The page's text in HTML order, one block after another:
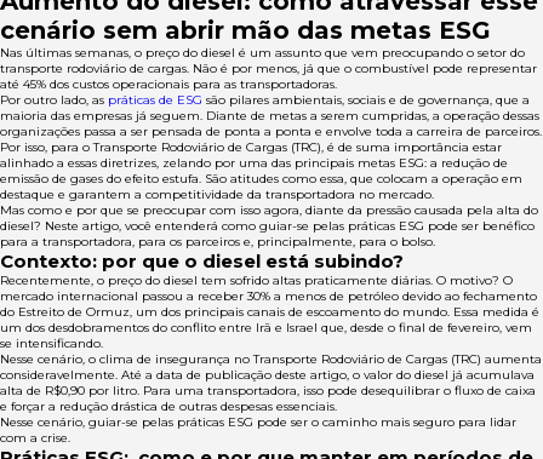
cenário sem abrir mão das metas ESG
Nas últimas semanas, o preço do diesel é um assunto que vem preocupando o setor do
transporte rodoviário de cargas. Não é por menos, já que o combustível pode representar
até 45% dos custos operacionais para as transportadoras.
Por outro lado, as práticas de ESG são pilares ambientais, sociais e de governança, que a
maioria das empresas já seguem. Diante de metas a serem cumpridas, a operação dessas
organizações passa a ser pensada de ponta a ponta e envolve toda a carreira de parceiros.
Por isso, para o Transporte Rodoviário de Cargas (TRC), é de suma importância estar
alinhado a essas diretrizes, zelando por uma das principais metas ESG: a redução de
emissão de gases do efeito estufa. São atitudes como essa, que colocam a operação em
destaque e garantem a competitividade da transportadora no mercado.
Mas como e por que se preocupar com isso agora, diante da pressão causada pela alta do
diesel? Neste artigo, você entenderá como guiar-se pelas práticas ESG pode ser benéfico
para a transportadora, para os parceiros e, principalmente, para o bolso.
Contexto: por que o diesel está subindo?
Recentemente, o preço do diesel tem sofrido altas praticamente diárias. O motivo? O
mercado internacional passou a receber 30% a menos de petróleo devido ao fechamento
do Estreito de Ormuz, um dos principais canais de escoamento do mundo. Essa medida é
um dos desdobramentos do conflito entre Irã e Israel que, desde o final de fevereiro, vem
se intensificando.
Nesse cenário, o clima de insegurança no Transporte Rodoviário de Cargas (TRC) aumenta
consideravelmente. Até a data de publicação deste artigo, o valor do diesel já acumulava
alta de R$0,90 por litro. Para uma transportadora, isso pode desequilibrar o fluxo de caixa
e forçar a redução drástica de outras despesas essenciais.
Nesse cenário, guiar-se pelas práticas ESG pode ser o caminho mais seguro para lidar
com a crise.